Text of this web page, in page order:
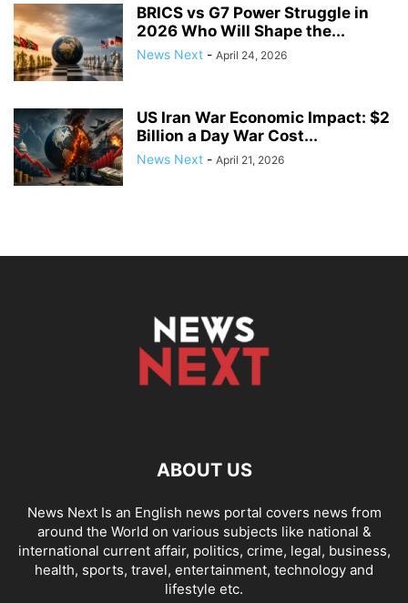
BRICS vs G7 Power Struggle in
2026 Who Will Shape the...
News Next - April 24, 2026
US Iran War Economic Impact: $2
Billion a Day War Cost...
News Next - April 21, 2026
ABOUT US
News Next Is an English news portal covers news from
around the World on various subjects like national &
international current affair, politics, crime, legal, business,
health, sports, travel, entertainment, technology and
lifestyle etc.